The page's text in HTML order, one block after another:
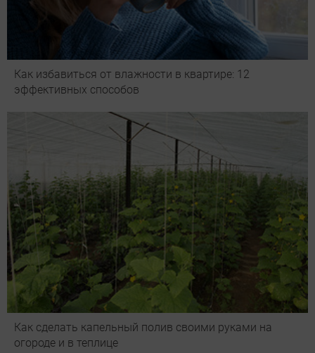
Как избавиться от влажности в квартире: 12
эффективных способов
Как сделать капельный полив своими руками на
огороде и в теплице